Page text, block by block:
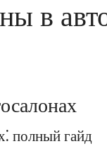
в
полный гайд